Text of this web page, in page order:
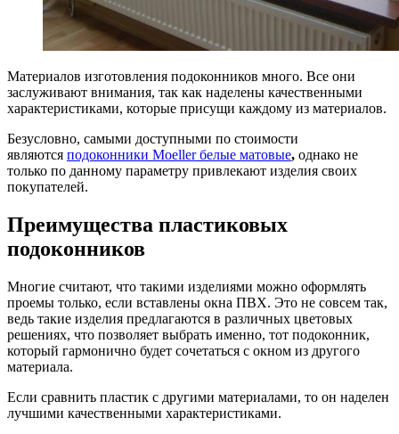
Материалов изготовления подоконников много. Все они
заслуживают внимания, так как наделены качественными
характеристиками, которые присущи каждому из материалов.
Безусловно, самыми доступными по стоимости
являются подоконники Moeller белые матовые, однако не
только по данному параметру привлекают изделия своих
покупателей.
Преимущества пластиковых
подоконников
Многие считают, что такими изделиями можно оформлять
проемы только, если вставлены окна ПВХ. Это не совсем так,
ведь такие изделия предлагаются в различных цветовых
решениях, что позволяет выбрать именно, тот подоконник,
который гармонично будет сочетаться с окном из другого
материала.
Если сравнить пластик с другими материалами, то он наделен
лучшими качественными характеристиками.